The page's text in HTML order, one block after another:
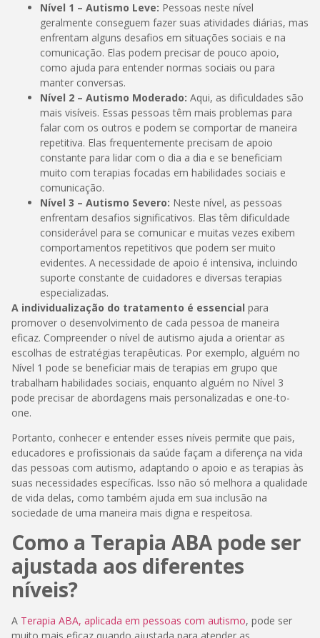
Nível 1 – Autismo Leve: Pessoas neste nível
geralmente conseguem fazer suas atividades diárias, mas
enfrentam alguns desafios em situações sociais e na
comunicação. Elas podem precisar de pouco apoio,
como ajuda para entender normas sociais ou para
manter conversas.
Nível 2 – Autismo Moderado: Aqui, as dificuldades são
mais visíveis. Essas pessoas têm mais problemas para
falar com os outros e podem se comportar de maneira
repetitiva. Elas frequentemente precisam de apoio
constante para lidar com o dia a dia e se beneficiam
muito com terapias focadas em habilidades sociais e
comunicação.
Nível 3 – Autismo Severo: Neste nível, as pessoas
enfrentam desafios significativos. Elas têm dificuldade
considerável para se comunicar e muitas vezes exibem
comportamentos repetitivos que podem ser muito
evidentes. A necessidade de apoio é intensiva, incluindo
suporte constante de cuidadores e diversas terapias
especializadas.
A individualização do tratamento é essencial para
promover o desenvolvimento de cada pessoa de maneira
eficaz. Compreender o nível de autismo ajuda a orientar as
escolhas de estratégias terapêuticas. Por exemplo, alguém no
Nível 1 pode se beneficiar mais de terapias em grupo que
trabalham habilidades sociais, enquanto alguém no Nível 3
pode precisar de abordagens mais personalizadas e one-to-
one.
Portanto, conhecer e entender esses níveis permite que pais,
educadores e profissionais da saúde façam a diferença na vida
das pessoas com autismo, adaptando o apoio e as terapias às
suas necessidades específicas. Isso não só melhora a qualidade
de vida delas, como também ajuda em sua inclusão na
sociedade de uma maneira mais digna e respeitosa.
Como a Terapia ABA pode ser
ajustada aos diferentes
níveis?
A Terapia ABA, aplicada em pessoas com autismo, pode ser